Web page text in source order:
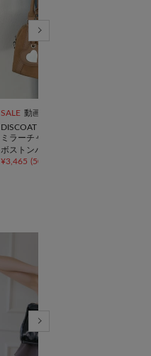
SALE 動画
DISCOAT
ミラーチャーム付ソフトミニ
ボストンバッグ《詳細動画あ
り》
¥3,465 (50%OFF